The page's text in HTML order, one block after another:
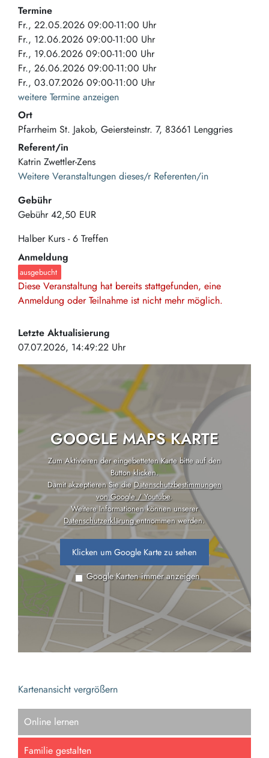
Termine
Fr., 22.05.2026 09:00-11:00 Uhr
Fr., 12.06.2026 09:00-11:00 Uhr
Fr., 19.06.2026 09:00-11:00 Uhr
Fr., 26.06.2026 09:00-11:00 Uhr
Fr., 03.07.2026 09:00-11:00 Uhr
weitere Termine anzeigen
Ort
Pfarrheim St. Jakob Geiersteinstr. 7 83661 Lenggries
Referent/in
Katrin Zwettler-Zens
Weitere Veranstaltungen dieses/r Referenten/in
Gebühr
Gebühr 42,50 EUR
Halber Kurs - 6 Treffen
Anmeldung
ausgebucht
Diese Veranstaltung hat bereits stattgefunden, eine
Anmeldung oder Teilnahme ist nicht mehr möglich.
Letzte Aktualisierung
07.07.2026, 14:49:22 Uhr
GOOGLE MAPS KARTE
Zum Aktivieren der eingebetteten Karte bitte auf den
Button klicken.
Damit akzeptieren Sie dieDatenschutzbestimmungen
von Google / Youtube.
Weitere Informationen können unserer
Datenschutzerklärungentnommen werden.
Klicken um Google Karte zu sehen
Google Karten immer anzeigen
Kartenansicht vergrößern
Online lernen
Familie gestalten